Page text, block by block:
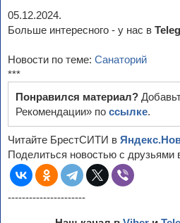
05.12.2024.
Больше интересного - у нас в
Новости по теме: Санаторий
***
Понравился материал?
Рекомендации» по ссылке.
Читайте БрестСИТИ в
Поделиться новостью с друзьями
----------------------